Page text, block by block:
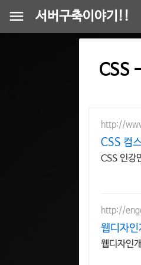
서버구축이야기!!
CSS
http://
CSS 컴
CSS 인강
http://
웹디자
웹디자인